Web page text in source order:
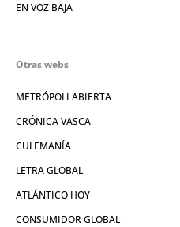
EN VOZ BAJA
Otras webs
METRÓPOLI ABIERTA
CRÓNICA VASCA
CULEMANÍA
LETRA GLOBAL
ATLÁNTICO HOY
CONSUMIDOR GLOBAL